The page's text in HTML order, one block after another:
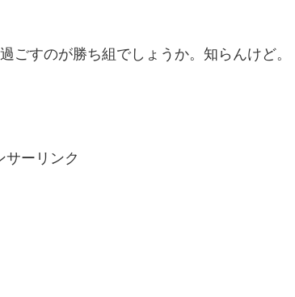
ごすのが勝ち組でしょうか。知らんけど。
サーリンク